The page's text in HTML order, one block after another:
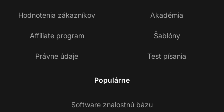
Hodnotenia zákazníkov
Affiliate program
Právne údaje
Akadémia
Šablóny
Test písania
Populárne
Software znalostnú bázu